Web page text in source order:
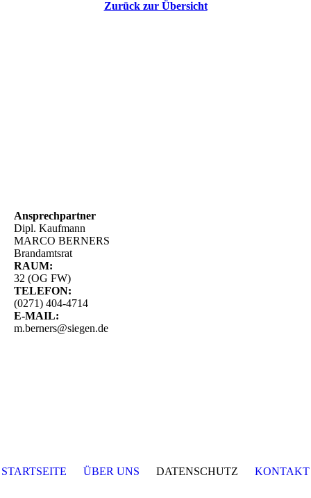
Zurück zur Übersicht
Ansprechpartner
Dipl. Kaufmann
MARCO BERNERS
Brandamtsrat
RAUM:
32 (OG FW)
TELEFON:
(0271) 404-4714
E-MAIL:
m.berners@siegen.de
STARTSEITE ÜBER UNS DATENSCHUTZ KONTAKT